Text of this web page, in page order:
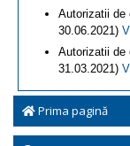
Prima pagină
Autorizatii de
30.06.2021)
Autorizatii de
31.03.2021)